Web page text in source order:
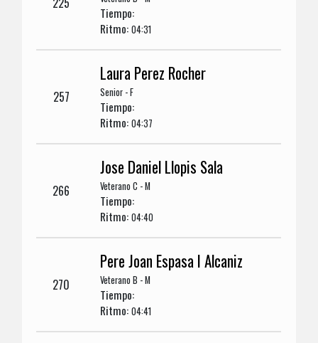
Tiempo:
Ritmo:04:31
257
Laura Perez Rocher
Senior - F
Tiempo:
Ritmo:04:37
266
Jose Daniel Llopis Sala
Veterano C - M
Tiempo:
Ritmo:04:40
270
Pere Joan Espasa I Alcaniz
Veterano B - M
Tiempo:
Ritmo:04:41